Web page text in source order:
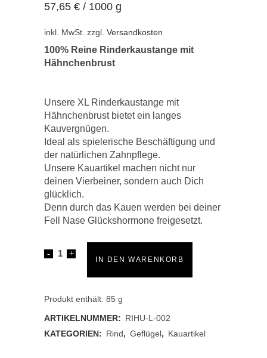
57,65 € / 1000 g
inkl. MwSt. zzgl. Versandkosten
100% Reine Rinderkaustange mit
Hähnchenbrust
Unsere XL Rinderkaustange mit
Hähnchenbrust bietet ein langes
Kauvergnügen.
Ideal als spielerische Beschäftigung und
der natürlichen Zahnpflege.
Unsere Kauartikel machen nicht nur
deinen Vierbeiner, sondern auch Dich
glücklich.
Denn durch das Kauen werden bei deiner
Fell Nase Glückshormone freigesetzt.
Rinderkaustangen
Hähnchenbrustfilet
XL
IN DEN WARENKORB
Produkt enthält: 85 g
ARTIKELNUMMER: RIHU-L-002
KATEGORIEN: Rind, Geflügel, Kauartikel